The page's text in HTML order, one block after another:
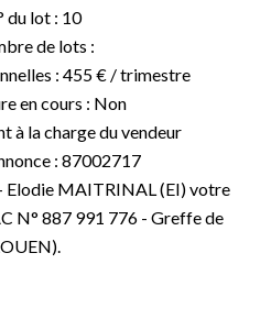
du lot : 10
de lots :
: 455 € / trimestre
en cours : Non
à la charge du vendeur
: 87002717
Elodie MAITRINAL (EI) votre
N° 887 991 776 - Greffe de